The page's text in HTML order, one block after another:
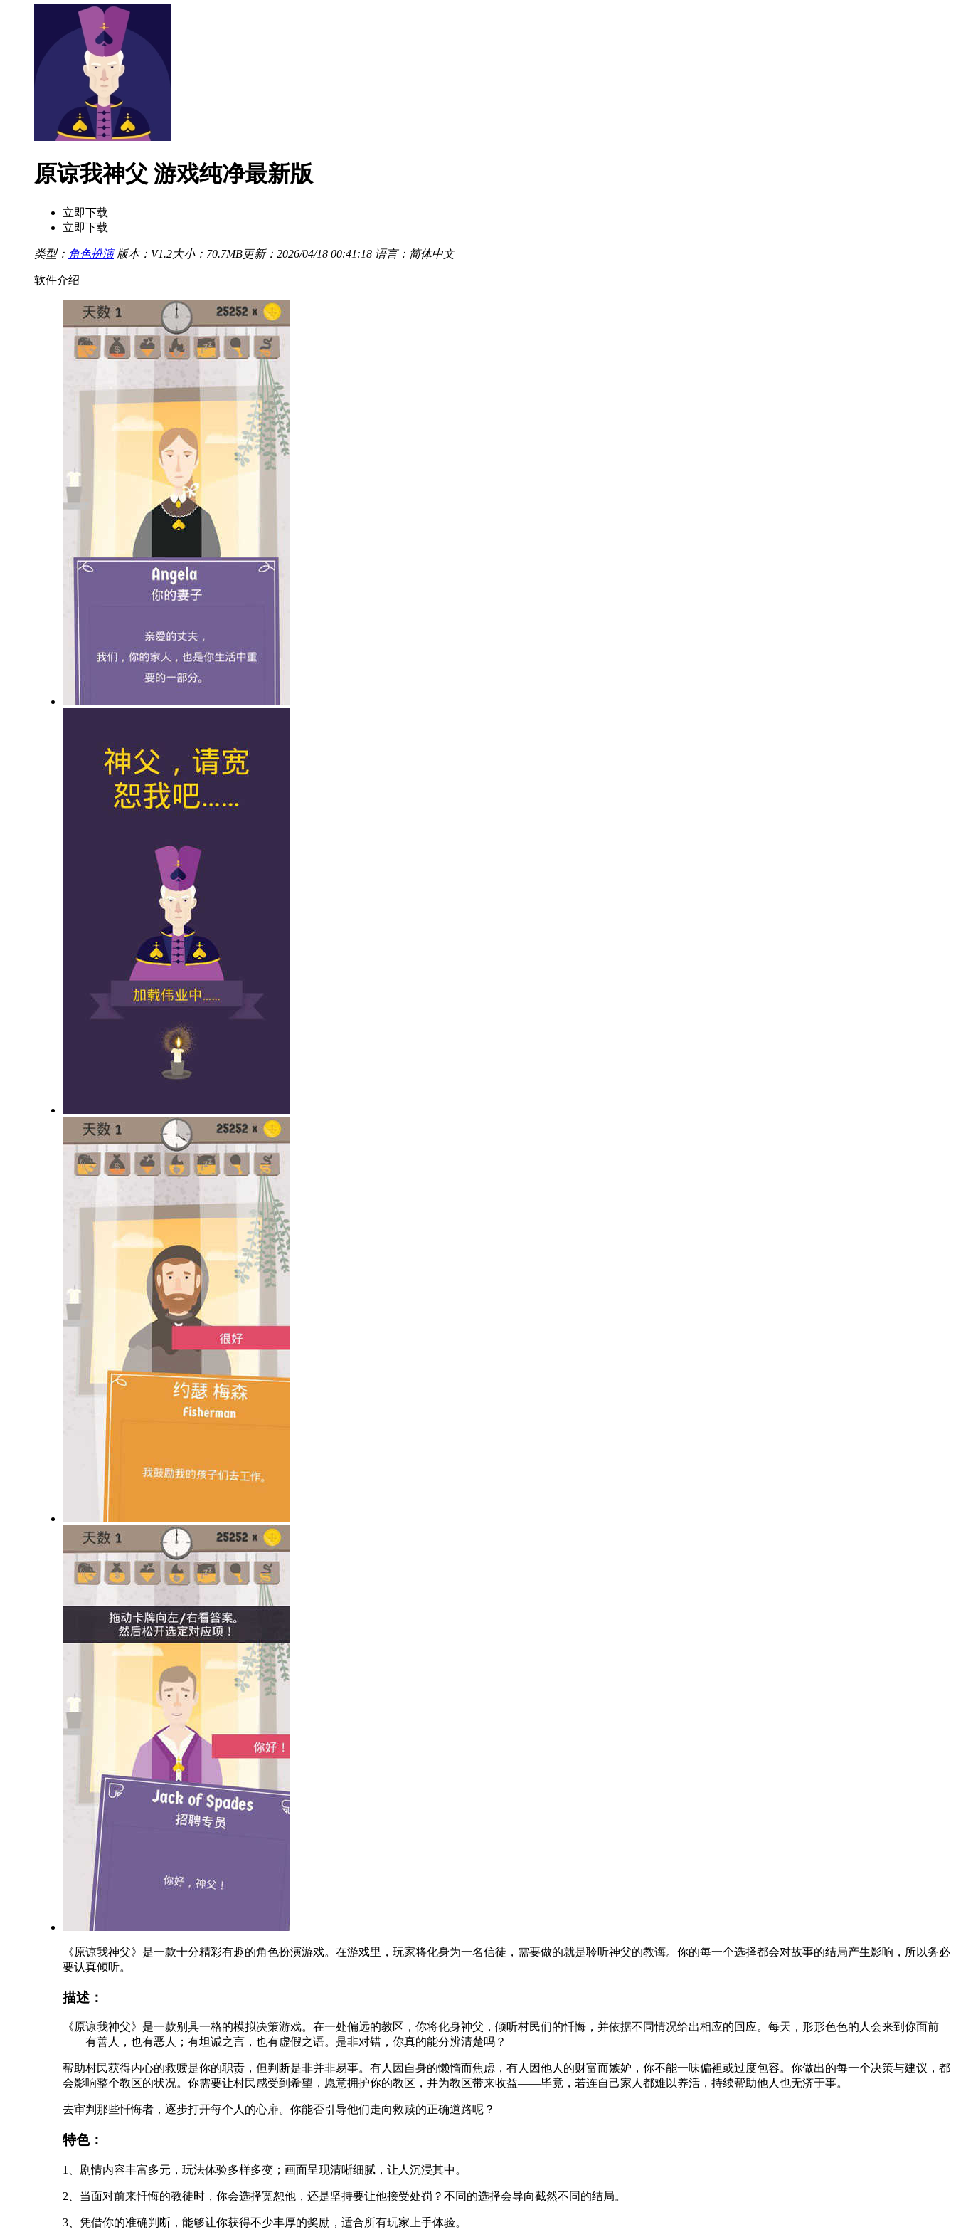
原谅我神父 游戏纯净最新版
立即下载
立即下载
类型： 角色扮演 版本：V1.2大小：70.7MB更新：2026/04/18 00:41:18 语言：简体中文
软件介绍
《原谅我神父》是一款十分精彩有趣的角色扮演游戏。在游戏里，玩家将化身为一名信徒，需要做的就是聆听神父的教诲。你的每一个选择都会对故事的结局产生影响，所以务必
要认真倾听。
描述：
《原谅我神父》是一款别具一格的模拟决策游戏。在一处偏远的教区，你将化身神父，倾听村民们的忏悔，并依据不同情况给出相应的回应。每天，形形色色的人会来到你面前
——有善人，也有恶人；有坦诚之言，也有虚假之语。是非对错，你真的能分辨清楚吗？
帮助村民获得内心的救赎是你的职责，但判断是非并非易事。有人因自身的懒惰而焦虑，有人因他人的财富而嫉妒，你不能一味偏袒或过度包容。你做出的每一个决策与建议，都
会影响整个教区的状况。你需要让村民感受到希望，愿意拥护你的教区，并为教区带来收益——毕竟，若连自己家人都难以养活，持续帮助他人也无济于事。
去审判那些忏悔者，逐步打开每个人的心扉。你能否引导他们走向救赎的正确道路呢？
特色：
1、剧情内容丰富多元，玩法体验多样多变；画面呈现清晰细腻，让人沉浸其中。
2、当面对前来忏悔的教徒时，你会选择宽恕他，还是坚持要让他接受处罚？不同的选择会导向截然不同的结局。
3、凭借你的准确判断，能够让你获得不少丰厚的奖励，适合所有玩家上手体验。